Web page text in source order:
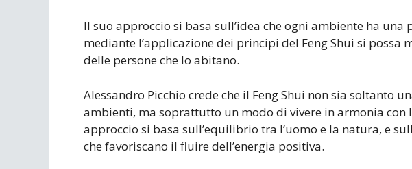
Il suo approccio si basa sull’idea che ogni ambiente ha una
mediante l’applicazione dei principi del Feng Shui si
delle persone che lo abitano.
Alessandro Picchio crede che il Feng Shui non sia soltanto
ambienti, ma soprattutto un modo di vivere in armonia con
approccio si basa sull’equilibrio tra l’uomo e la natura, e
che favoriscano il fluire dell’energia positiva.